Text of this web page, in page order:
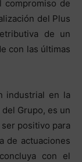
compromiso de
del Plus
de un
con las últimas
industrial en la
Grupo, es un
positivo para
de actuaciones
con el